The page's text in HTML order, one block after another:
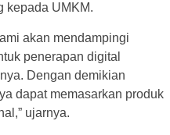
kepada UMKM.
akan mendampingi
penerapan digital
Dengan demikian
dapat memasarkan produk
ujarnya.